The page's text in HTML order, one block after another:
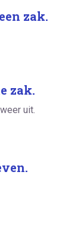
zak.
zak.
uit.